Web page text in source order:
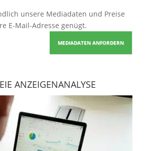
unsere Mediadaten und Preise
E-Mail-Adresse genügt.
MEDIADATEN ANFORDERN
ANZEIGENANALYSE